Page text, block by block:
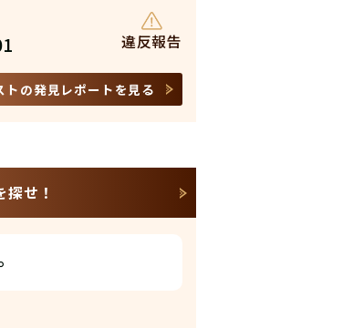
違反報告
トの発見レポートを見る
せ！